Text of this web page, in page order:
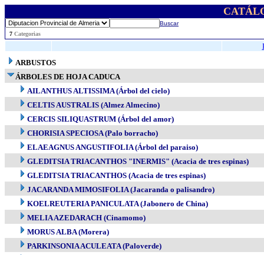
Buscar
7 Categorias
ARBUSTOS
ÁRBOLES DE HOJA CADUCA
AILANTHUS ALTISSIMA (Árbol del cielo)
CELTIS AUSTRALIS (Almez Almecino)
CERCIS SILIQUASTRUM (Árbol del amor)
CHORISIA SPECIOSA (Palo borracho)
ELAEAGNUS ANGUSTIFOLIA (Árbol del paraiso)
GLEDITSIA TRIACANTHOS "INERMIS" (Acacia de tres espinas)
GLEDITSIA TRIACANTHOS (Acacia de tres espinas)
JACARANDA MIMOSIFOLIA (Jacaranda o palisandro)
KOELREUTERIA PANICULATA (Jabonero de China)
MELIA AZEDARACH (Cinamomo)
MORUS ALBA (Morera)
PARKINSONIA ACULEATA (Paloverde)